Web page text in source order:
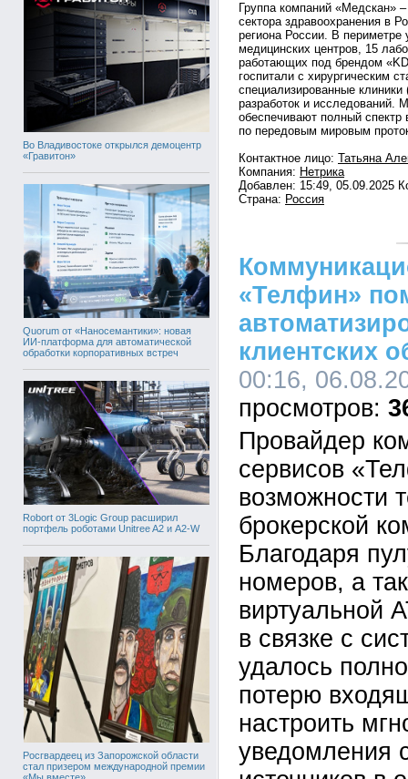
Во Владивостоке открылся демоцентр
«Гравитон»
Quorum от «Наносемантики»: новая
ИИ-платформа для автоматической
обработки корпоративных встреч
Robort от 3Logic Group расширил
портфель роботами Unitree A2 и A2-W
Росгвардеец из Запорожской области
стал призером международной премии
Группа компаний «Медскан»
сектора здравоохранения в
региона России. В
медицинских центров, 15
работающих под брендом
госпитали с хирургическим
специализированные
разработок и исследований.
обеспечивают полный
по передовым мировым
Контактное лицо: Татьяна
Компания: Нетрика
Добавлен: 15:49, 05.09.2025
Страна: Россия
«Телфин»
клиентских
00:16,
Провайдер
сервисов
возможности
брокерской
Благодаря
номеров, а
виртуальной
в связке с
удалось
потерю
настроить
уведомления